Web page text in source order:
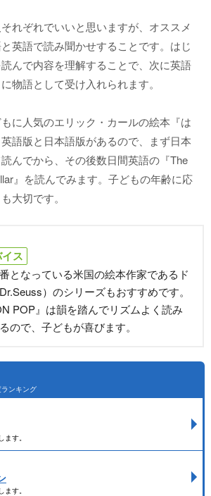
れぞれでいいと思いますが、オススメ
英語で読み聞かせすることです。はじ
んで内容を理解することで、次に英語
物語として受け入れられます。
に人気のエリック・カールの絵本『は
語版と日本語版があるので、まず日本
んでから、その後数日間英語の『The
』を読んでみます。子どもの年齢に応
大切です。
ス
となっている米国の絵本作家であるド
）のシリーズもおすすめです。
POP』は韻を踏んでリズムよく読み
ので、子どもが喜びます。
ンキング
す。
す。